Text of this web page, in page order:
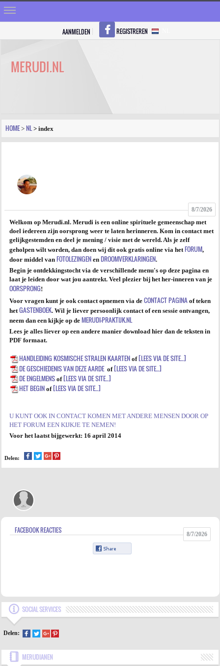
VRAGEN
FOTO
AGENDA
PRAKTIJK
AANMELDEN REGISTREREN
MERUDI.NL
HOME > NL> index
8/7/2026
Welkom op Merudi.nl. Merudi is een online spirituele gemeenschap met
doel iedereen zijn oorsprong weer te laten herinneren. Kom in contact met
gelijkgestemden en deel je mening / visie met de wereld. Als je zelf
geholpen wilt worden, dan doen wij dit ook gratis online via hetFORUM,
door middel van FOTOLEZINGEN en DROOMVERKLARINGEN.
Begin je ontdekkingstocht via de verschillende menu's op deze pagina en
laat je leiden door wat jou aantrekt. Veel plezier bij het her-inneren van je
OORSPRONG!
Voor vragen kunt je ook contact opnemen via de CONTACT PAGINA of teken
hetGASTENBOEK. Wil je liever persoonlijk contact of een sessie ontvangen,
neem dan een kijkje op de MERUDI-PRAKTIJK.NL
Lees je alles liever op een andere manier download hier dan de teksten in
PDF formaat.
HANDLEIDING KOSMISCHE STRALEN KAARTEN of[LEES VIA DE SITE...]
DE GESCHIEDENIS VAN DEZE AARDEof[LEES VIA DE SITE...]
DE ENGELMENS of[LEES VIA DE SITE...]
HET BEGIN of[LEES VIA DE SITE...]
U KUNT OOK IN CONTACT KOMEN MET ANDERE MENSEN DOOR OP
HET FORUM EEN KIJKJE TE NEMEN!
Voor het laatst bijgewerkt: 16 april 2014
Delen:
FACEBOOK REACTIES 8/7/2026
SOCIAL SERVICES
Delen:
MERUDIANEN